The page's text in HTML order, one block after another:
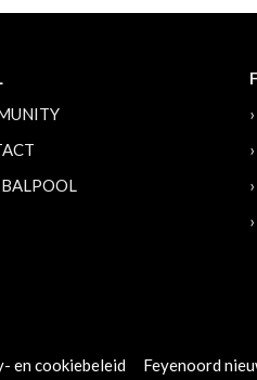
en cookiebeleid Feyenoord